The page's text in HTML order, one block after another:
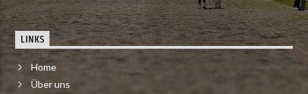
LINKS
Home
Über uns